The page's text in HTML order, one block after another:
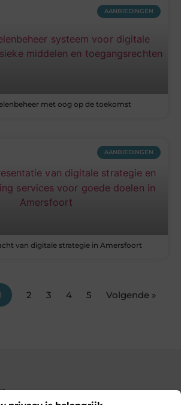
AANBIEDINGEN
met oog op de toekomst
AANBIEDINGEN
van digitale strategie in Amersfoort
2 3 4 5 Volgende »